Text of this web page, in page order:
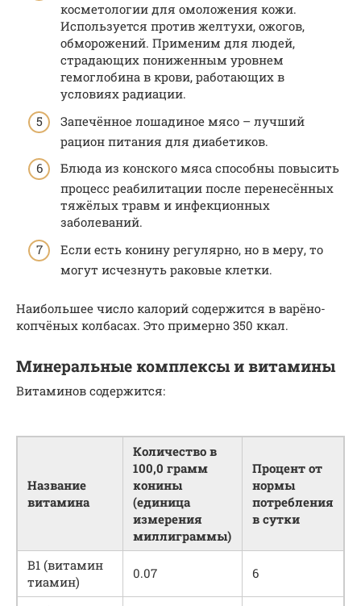
косметологии для омоложения кожи.
Используется против желтухи, ожогов,
обморожений. Применим для людей,
страдающих пониженным уровнем
гемоглобина в крови, работающих в
условиях радиации.
Запечённое лошадиное мясо – лучший
рацион питания для диабетиков.
Блюда из конского мяса способны повысить
процесс реабилитации после перенесённых
тяжёлых травм и инфекционных
заболеваний.
Если есть конину регулярно, но в меру, то
могут исчезнуть раковые клетки.
Наибольшее число калорий содержится в варёно-
копчёных колбасах. Это примерно 350 ккал.
Минеральные комплексы и витамины
Витаминов содержится:
Название
витамина
Количество в
100,0 грамм
конины
(единица
измерения
миллиграммы)
Процент от
нормы
потребления
в сутки
В1 (витамин
тиамин)
0.07 6